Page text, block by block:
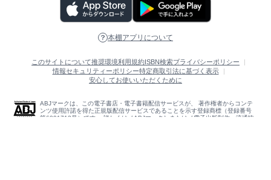
本棚アプリについて
このサイトについて推奨環境利用規約ISBN検索プライバシーポリシー
情報セキュリティーポリシー特定商取引法に基づく表示
安心してお使いいただくために
ABJマークは、この電子書店・電子書籍配信サービスが、 著作権者からコンテ
ンツ使用許諾を得た正規版配信サービスであることを示す登録商標（登録番号
第6091713号）です。 詳しくは［ABJマーク］または［電子出版制作・流通協